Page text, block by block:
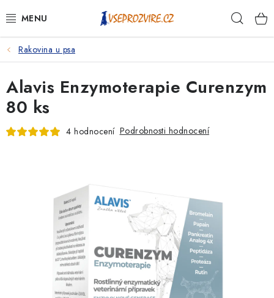
na
PSI
KOČKY
KONĚ
NA NEMOCI
KRÁLÍCI/HLODAVCI/PTÁCI
Rakovina u psa
Alavis Enzymoterapie Curenzym
80 ks
4 hodnocení Podrobnosti hodnocení